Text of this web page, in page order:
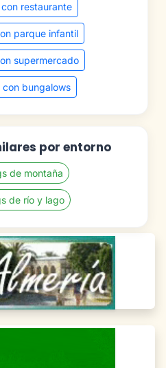
restaurante
parque infantil
supermercado
con bungalows
por entorno
de montaña
de río y lago